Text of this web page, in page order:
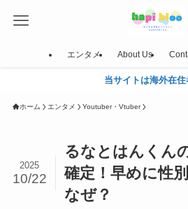
エンタメ About Us
当サイトは海外在住者に向けて発信
ホーム エンタメ Youtuber・Vtuber
るなとはんくん
確定！早めに性
なぜ？
2025
10/22